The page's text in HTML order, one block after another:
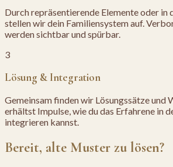
Durch repräsentierende Elemente oder in
stellen wir dein Familiensystem auf.
werden sichtbar und spürbar.
3
Lösung & Integration
Gemeinsam finden wir Lösungssätze und
erhältst Impulse, wie du das Erfahrene in
integrieren kannst.
Bereit, alte Muster zu lösen?